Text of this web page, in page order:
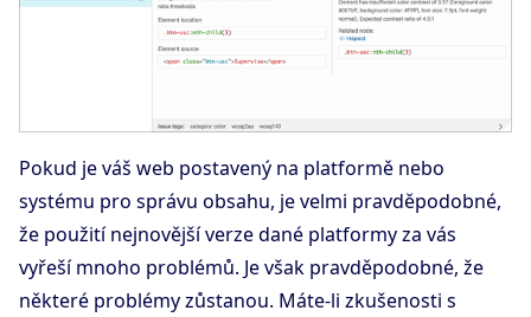
Pokud je váš web postavený na platformě nebo
systému pro správu obsahu, je velmi pravděpodobné,
že použití nejnovější verze dané platformy za vás
vyřeší mnoho problémů. Je však pravděpodobné, že
některé problémy zůstanou. Máte-li zkušenosti s